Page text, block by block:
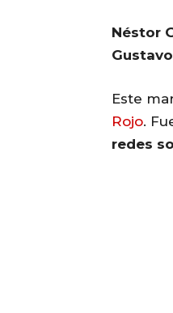
Néstor
Este
Rojo.
redes